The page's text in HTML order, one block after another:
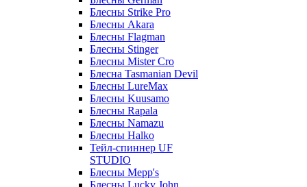
Блесны Strike Pro
Блесны Akara
Блесны Flagman
Блесны Stinger
Блесны Mister Cro
Блесна Tasmanian Devil
Блесны LureMax
Блесны Kuusamo
Блесны Rapala
Блесны Namazu
Блесны Halko
Тейл-спиннер UF
STUDIO
Блесны Mepp's
Блесны Lucky John